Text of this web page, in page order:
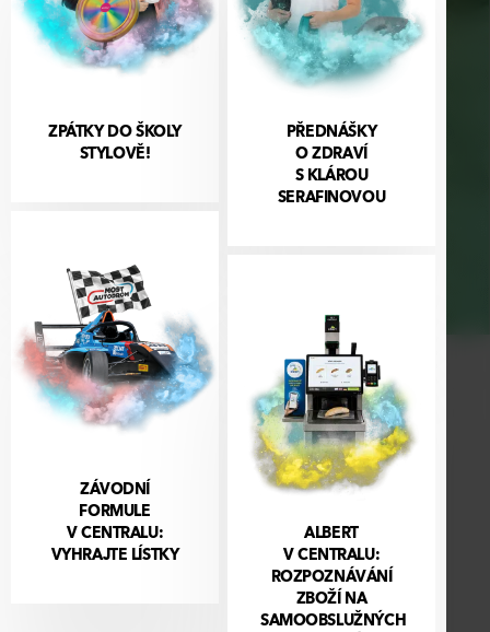
ZPÁTKY DO ŠKOLY
STYLOVĚ!
PŘEDNÁŠKY
O ZDRAVÍ
S KLÁROU
SERAFINOVOU
ZÁVODNÍ
FORMULE
V CENTRALU:
VYHRAJTE LÍSTKY
ALBERT
V CENTRALU:
ROZPOZNÁVÁNÍ
ZBOŽÍ NA
SAMOOBSLUŽNÝCH